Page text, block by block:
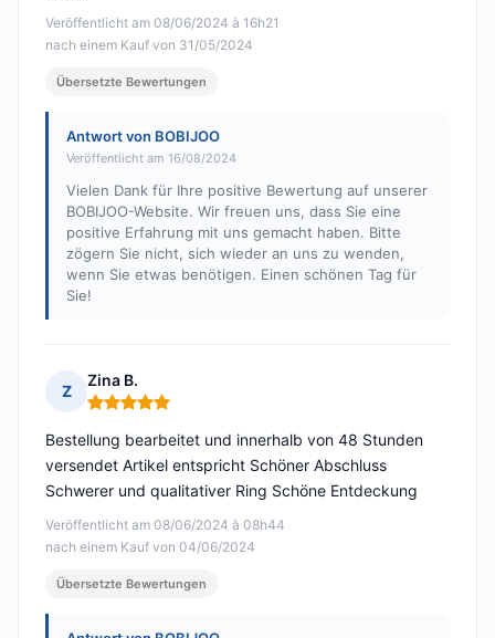
Veröffentlicht am 08/06/2024 à 16h21
nach einem Kauf von 31/05/2024
Übersetzte Bewertungen
Antwort von BOBIJOO
Veröffentlicht am 16/08/2024
Vielen Dank für Ihre positive Bewertung auf unserer
BOBIJOO-Website. Wir freuen uns, dass Sie eine
positive Erfahrung mit uns gemacht haben. Bitte
zögern Sie nicht, sich wieder an uns zu wenden,
wenn Sie etwas benötigen. Einen schönen Tag für
Sie!
Z
Zina B.
Hinweis: 5 von 5
Veröffentlicht am 08/06/2024 à 08h44
nach einem Kauf von 04/06/2024
Bestellung bearbeitet und innerhalb von 48 Stunden
versendet Artikel entspricht Schöner Abschluss
Schwerer und qualitativer Ring Schöne Entdeckung
Übersetzte Bewertungen